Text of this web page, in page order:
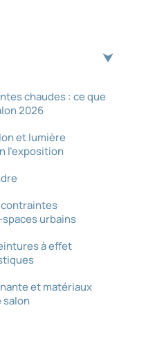
chaudes : ce que
2026
et lumière
l’exposition
urbains
à effet
et matériaux
salon